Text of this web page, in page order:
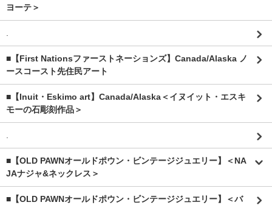
ヨーテ＞
.
■【First Nationsファーストネーションズ】Canada/Alaska ノ
ースコースト先住民アート
■【Inuit・Eskimo art】Canada/Alaska＜イヌイット・エスキ
モーの石彫刻作品＞
.
■【OLD PAWNオールドポウン・ビンテージジュエリー】＜NA
JAナジャ&ネックレス＞
■【OLD PAWNオールドポウン・ビンテージジュエリー】＜バ